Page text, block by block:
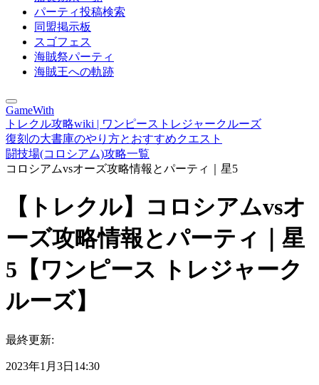
パーティ投稿検索
同盟掲示板
スゴフェス
海賊祭パーティ
海賊王への軌跡
GameWith
トレクル攻略wiki | ワンピーストレジャークルーズ
復刻の大書庫のやり方とおすすめクエスト
闘技場(コロシアム)攻略一覧
コロシアムvsオーズ攻略情報とパーティ｜星5
【トレクル】コロシアムvsオ
ーズ攻略情報とパーティ｜星
5【ワンピース トレジャーク
ルーズ】
最終更新:
2023年1月3日14:30